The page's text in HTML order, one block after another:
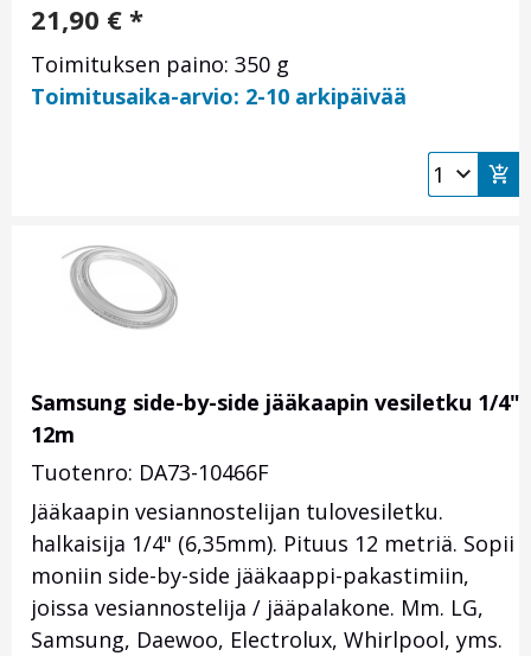
21,90 € *
Toimituksen paino: 350 g
Toimitusaika-arvio: 2-10 arkipäivää
Samsung side-by-side jääkaapin vesiletku 1/4"
12m
Tuotenro: DA73-10466F
Jääkaapin vesiannostelijan tulovesiletku.
halkaisija 1/4" (6,35mm). Pituus 12 metriä. Sopii
moniin side-by-side jääkaappi-pakastimiin,
joissa vesiannostelija / jääpalakone. Mm. LG,
Samsung, Daewoo, Electrolux, Whirlpool, yms.